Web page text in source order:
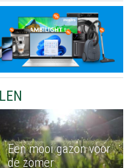
Een mooi gazon voor
de zomer